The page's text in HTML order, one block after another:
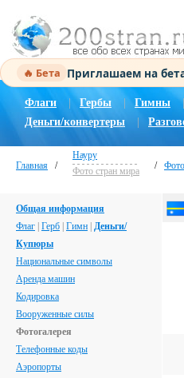
🔥 Бета Приглашаем на
Флаги Гербы Гимны |
Деньги/конвертеры
Главная /
Науру
Фото стран мира
/
Общая информация
Флаг Герб Гимн Деньги/
Купюры
Национальные символы
Аренда машин
Кодировка
Вооруженные силы
Фотогалерея
Телефонные коды
Аэропорты